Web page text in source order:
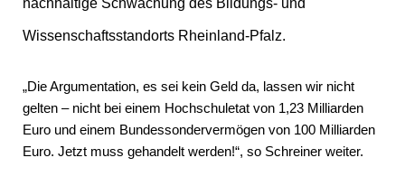
Wissenschaftsstandorts Rheinland-Pfalz.
„Die Argumentation, es sei kein Geld da, lassen wir nicht
gelten – nicht bei einem Hochschuletat von 1,23 Milliarden
Euro und einem Bundessondervermögen von 100 Milliarden
Euro. Jetzt muss gehandelt werden!“, so Schreiner weiter.